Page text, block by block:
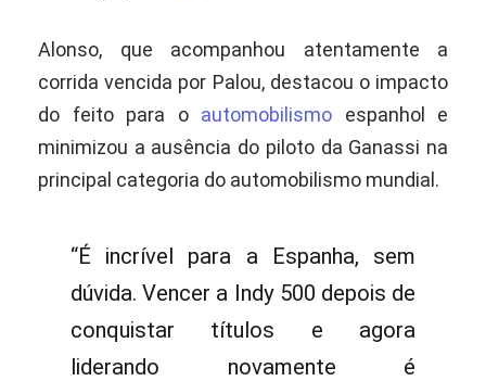
Alonso, que acompanhou atentamente a
corrida vencida por Palou, destacou o impacto
do feito para o automobilismo espanhol e
minimizou a ausência do piloto da Ganassi na
principal categoria do automobilismo mundial.
“É incrível para a Espanha, sem
dúvida. Vencer a Indy 500 depois de
conquistar títulos e agora
liderando novamente é